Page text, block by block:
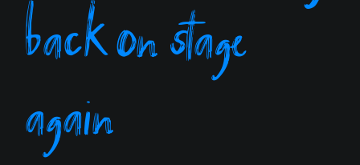
back on stage
again